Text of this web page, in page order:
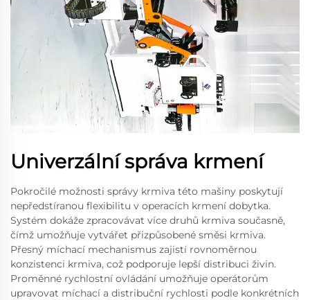
Univerzální správa krmení
Pokročilé možnosti správy krmiva této mašiny poskytují
nepředstíranou flexibilitu v operacích krmení dobytka.
Systém dokáže zpracovávat více druhů krmiva současně,
čímž umožňuje vytvářet přizpůsobené směsi krmiva.
Přesný míchací mechanismus zajistí rovnoměrnou
konzistenci krmiva, což podporuje lepší distribuci živin.
Proměnné rychlostní ovládání umožňuje operátorům
upravovat míchací a distribuční rychlosti podle konkrétních